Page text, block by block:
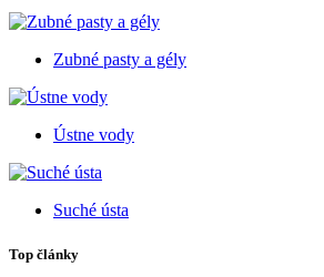
Zubné pasty a gély
Ústne vody
Suché ústa
Top články